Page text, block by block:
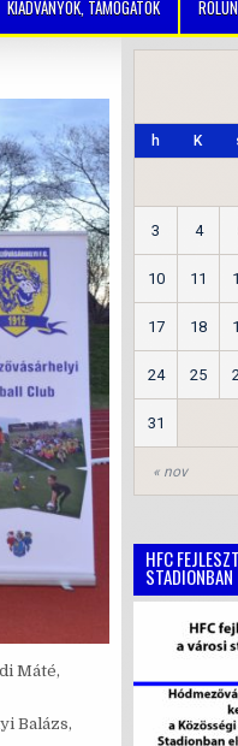
KIADVÁNYOK, TÁMOGATÓK
Máté,
Balázs,
h K
« nov
3 4
10 11
17 18
24 25
31
HFC
STADIONBAN